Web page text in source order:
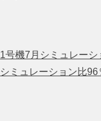
1号機7月シミュレーシ
シミュレーション比96